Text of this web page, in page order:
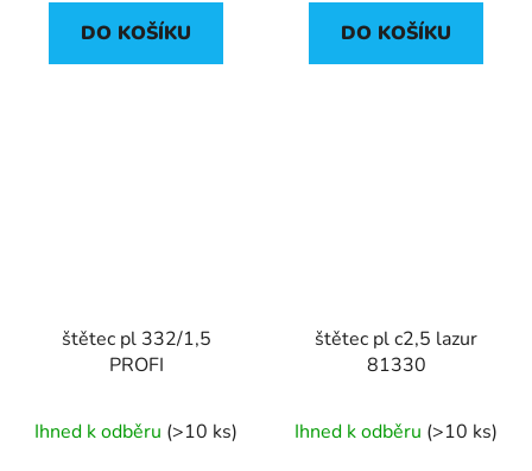
DO KOŠÍKU DO KOŠÍKU
štětec pl 332/1,5
PROFI
Ihned k odběru (>10 ks)
štětec pl c2,5 lazur
81330
Ihned k odběru (>10 ks)